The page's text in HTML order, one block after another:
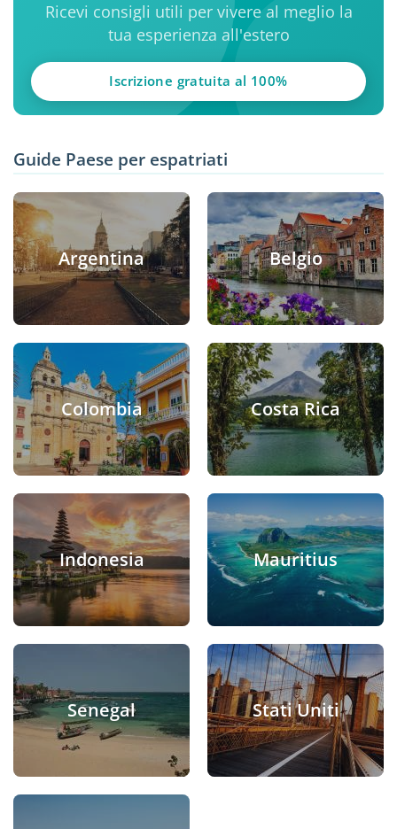
Ricevi consigli utili per vivere al meglio la
tua esperienza all'estero
Iscrizione gratuita al 100%
Guide Paese per espatriati
Argentina Belgio
Colombia Costa Rica
Indonesia Mauritius
Senegal Stati Uniti